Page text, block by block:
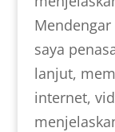
saya
lanjut,
internet,